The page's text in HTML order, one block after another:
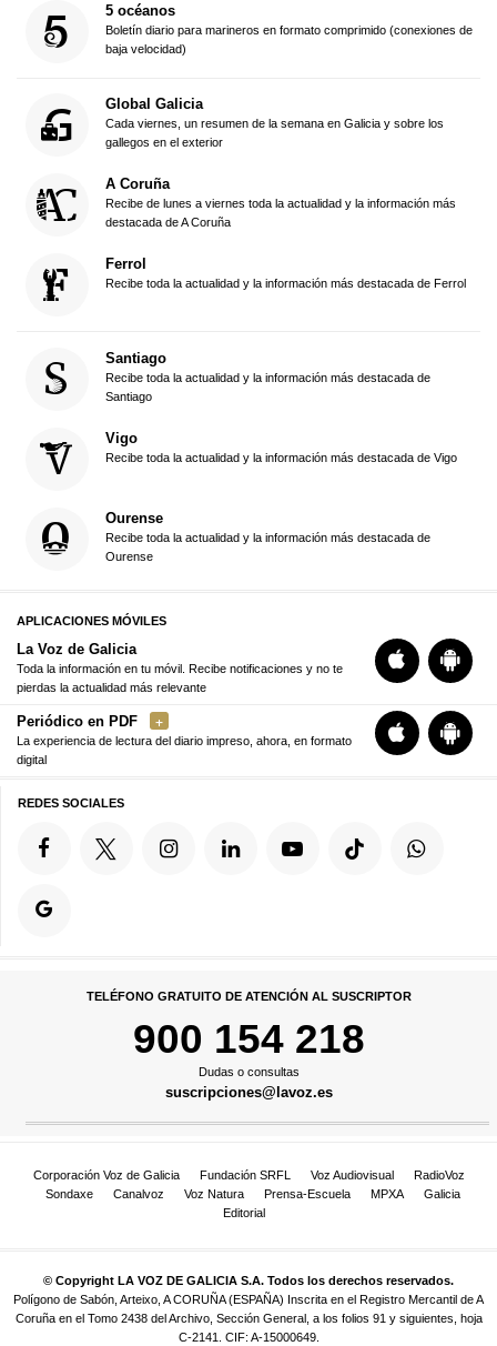
5 océanos
Boletín diario para marineros en formato comprimido (conexiones de
baja velocidad)
Global Galicia
Cada viernes, un resumen de la semana en Galicia y sobre los
gallegos en el exterior
A Coruña
Recibe de lunes a viernes toda la actualidad y la información más
destacada de A Coruña
Ferrol
Recibe toda la actualidad y la información más destacada de Ferrol
Santiago
Recibe toda la actualidad y la información más destacada de
Santiago
Vigo
Recibe toda la actualidad y la información más destacada de Vigo
Ourense
Recibe toda la actualidad y la información más destacada de
Ourense
APLICACIONES MÓVILES
La Voz de Galicia
Toda la información en tu móvil. Recibe notificaciones y no te
pierdas la actualidad más relevante
Periódico en PDF
La experiencia de lectura del diario impreso, ahora, en formato
digital
REDES SOCIALES
TELÉFONO GRATUITO DE ATENCIÓN AL SUSCRIPTOR
900 154 218
Dudas o consultas
suscripciones@lavoz.es
Corporación Voz de Galicia Fundación SRFL Voz Audiovisual
RadioVoz
Sondaxe
Canalvoz Voz Natura Prensa-Escuela MPXA
Galicia
Editorial
© Copyright LA VOZ DE GALICIA S.A. Todos los derechos reservados.
Polígono de Sabón, Arteixo, A CORUÑA (ESPAÑA) Inscrita en el Registro Mercantil de A
Coruña en el Tomo 2438 del Archivo, Sección General, a los folios 91 y siguientes, hoja
C-2141. CIF: A-15000649.